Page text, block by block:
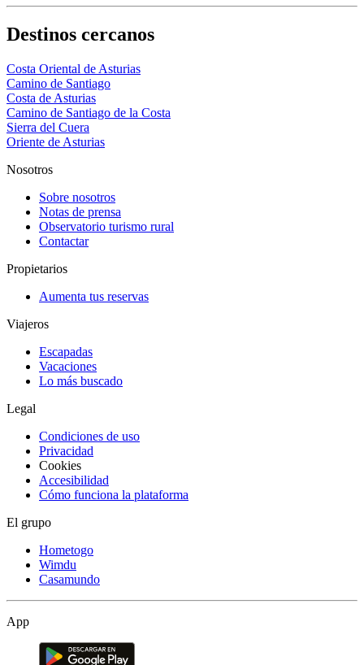
Destinos cercanos
Costa Oriental de Asturias
Camino de Santiago
Costa de Asturias
Camino de Santiago de la Costa
Sierra del Cuera
Oriente de Asturias
Nosotros
Sobre nosotros
Notas de prensa
Observatorio turismo rural
Contactar
Propietarios
Aumenta tus reservas
Viajeros
Escapadas
Vacaciones
Lo más buscado
Legal
Condiciones de uso
Privacidad
Cookies
Accesibilidad
Cómo funciona la plataforma
El grupo
Hometogo
Wimdu
Casamundo
App